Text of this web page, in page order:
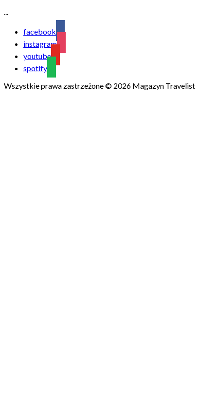
...
facebook
instagram
youtube
spotify
Wszystkie prawa zastrzeżone © 2026 Magazyn Travelist